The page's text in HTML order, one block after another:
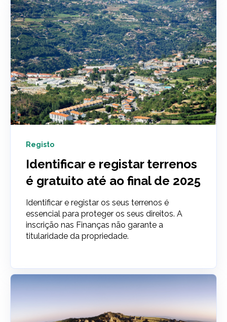
Registo
Identificar e registar terrenos
é gratuito até ao final de 2025
Identificar e registar os seus terrenos é
essencial para proteger os seus direitos. A
inscrição nas Finanças não garante a
titularidade da propriedade.